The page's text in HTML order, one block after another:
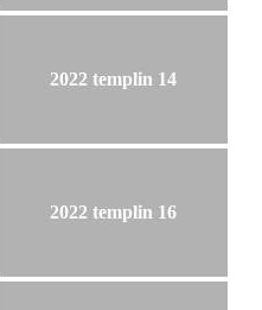
2022 templin 14
2022 templin 16